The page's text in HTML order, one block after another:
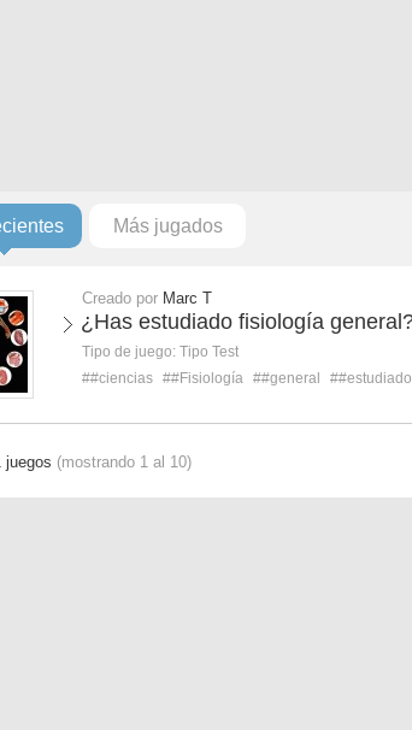
Más jugados
Creado por Marc T
¿Has estudiado fisiología
Tipo de juego: Tipo Test
##ciencias ##Fisiología ##general ##estudiado
juegos (mostrando 1 al 10)